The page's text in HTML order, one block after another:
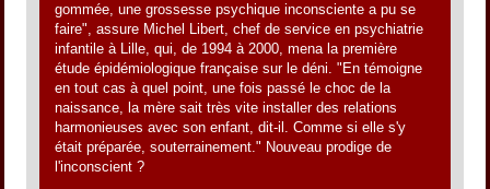
gommée, une grossesse psychique inconsciente a pu se
faire", assure Michel Libert, chef de service en psychiatrie
infantile à Lille, qui, de 1994 à 2000, mena la première
étude épidémiologique française sur le déni. "En témoigne
en tout cas à quel point, une fois passé le choc de la
naissance, la mère sait très vite installer des relations
harmonieuses avec son enfant, dit-il. Comme si elle s'y
était préparée, souterrainement." Nouveau prodige de
l'inconscient ?